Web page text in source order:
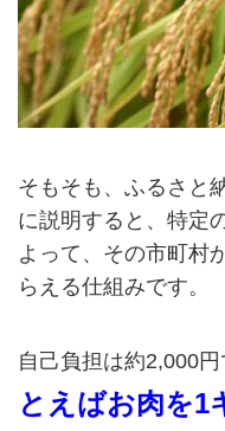
そもそも、ふるさと
に説明すると、特定
よって、その市町村
らえる仕組みです。
自己負担は約2,000円
とえばお肉を1